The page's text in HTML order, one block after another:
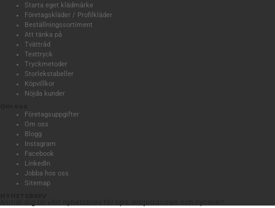
Starta eget klädmärke
Företagskläder / Profilkläder
Beställningssortiment
Att tänka på
Tvättråd
Texttryck
Tryckmetoder
Storlekstabeller
Köpvillkor
Nöjda kunder
Företagsuppgifter
Om oss
Blogg
Instagram
Facebook
LinkedIn
Jobba hos oss
Sitemap